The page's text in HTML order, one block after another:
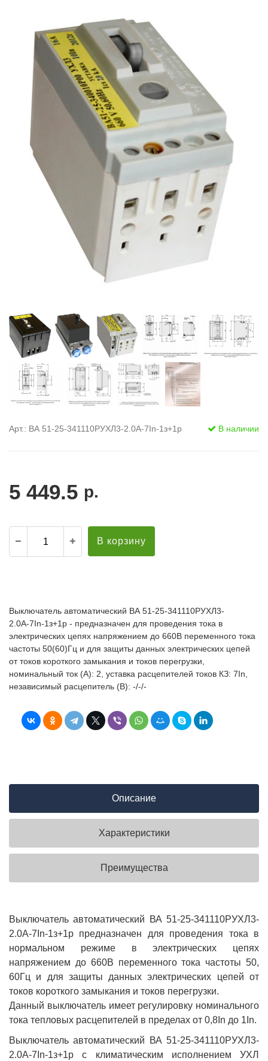
диэлектрические
Стремянки с
Стремянки с
опорой
Ширмы
РЗА (шторы)
Штендеры
Щиты
диэлектрические
Арт.: ВА 51-25-341110РУХЛ3-2.0А-7In-1з+1р В наличии
5 449.5 р.
В корзину
Выключатель автоматический ВА 51-25-341110РУХЛ3-
2.0А-7In-1з+1р - предназначен для проведения тока в
электрических цепях напряжением до 660В переменного тока
частоты 50(60)Гц и для защиты данных электрических цепей
от токов короткого замыкания и токов перегрузки,
номинальный ток (А): 2, уставка расцепителей токов КЗ: 7In,
независимый расцепитель (В): -/-/-
Описание
Характеристики
Преимущества
Выключатель автоматический ВА 51-25-341110РУХЛ3-
2.0А-7In-1з+1р предназначен для проведения тока в
нормальном режиме в электрических цепях
напряжением до 660В переменного тока частоты 50,
60Гц и для защиты данных электрических цепей от
токов короткого замыкания и токов перегрузки.
Данный выключатель имеет регулировку номинального
тока тепловых расцепителей в пределах от 0,8In до 1In.
Выключатель автоматический ВА 51-25-341110РУХЛ3-
2.0А-7In-1з+1р с климатическим исполнением УХЛ